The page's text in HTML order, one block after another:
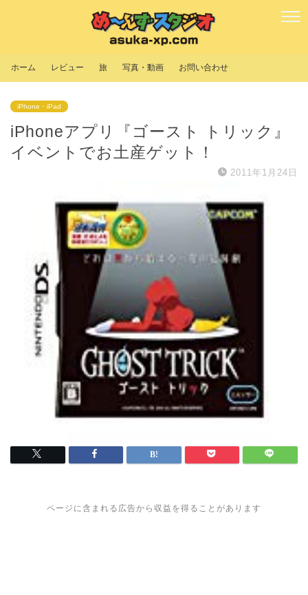
ホーム レビュー 旅 写真・動画 お問い合わせ
iPhone・iPad
iPhoneアプリ『ゴースト トリック』
イベントでお土産ゲット！
2011年1月24日
ページに含まれる広告から収益を得ることがあります